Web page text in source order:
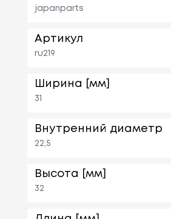
japanparts
Артикул
ru219
Ширина [мм]
31
Внутренний диаметр
22,5
Высота [мм]
32